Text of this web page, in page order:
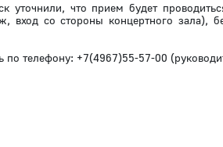
уточнили, что прием будет
вход со стороны концертного зала),
телефону: +7(4967)55-57-00